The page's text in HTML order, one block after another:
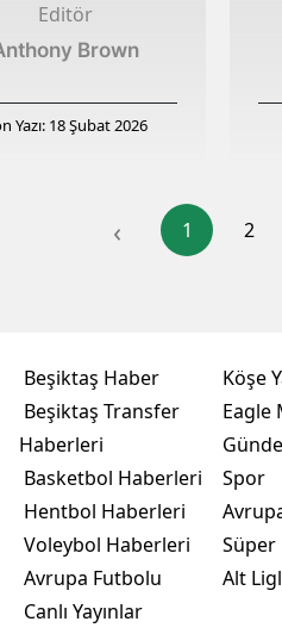
Editör
Brown
Yazı: 18 Şubat 2026
‹ 1 2
Beşiktaş Haber
Beşiktaş Transfer
Haberleri
Basketbol Haberleri
Hentbol Haberleri
Voleybol Haberleri
Avrupa Futbolu
Canlı Yayınlar
Köşe
Eagle
Spor
Süper
Alt